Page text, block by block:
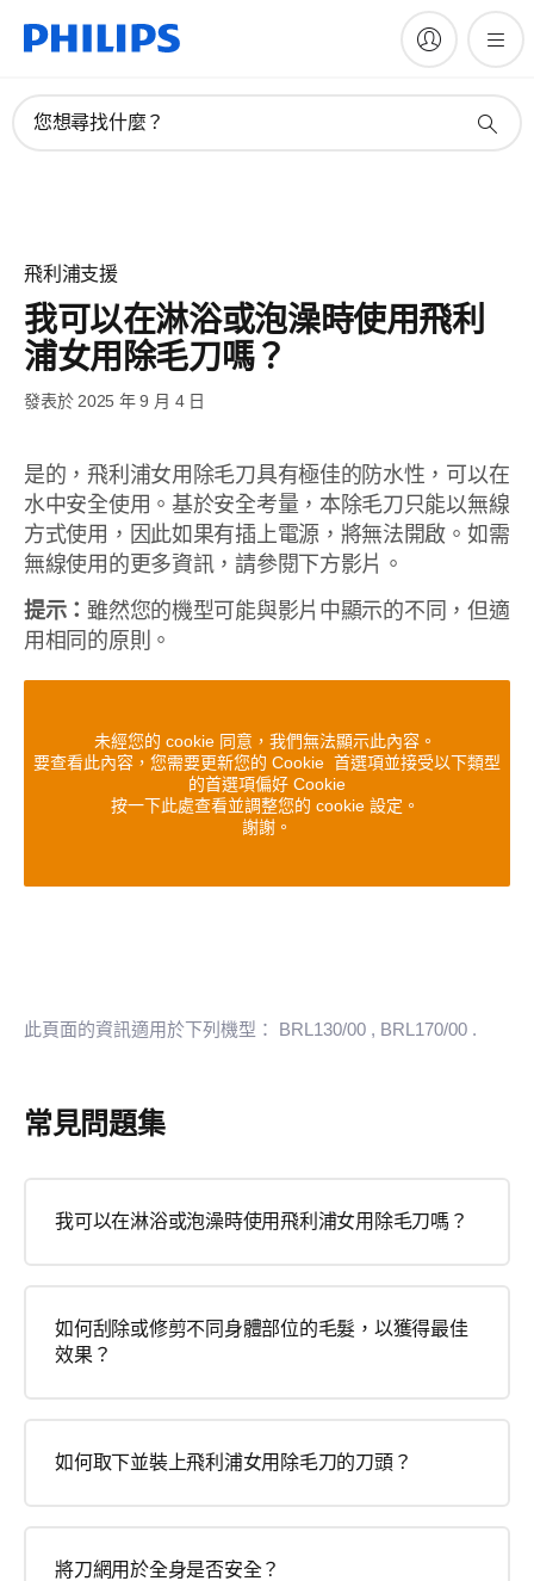
您想尋找什麼？
飛利浦支援
我可以在淋浴或泡澡時使用飛利
浦女用除毛刀嗎？
發表於 2025 年 9 月 4 日
是的，飛利浦女用除毛刀具有極佳的防水性，可以在
水中安全使用。基於安全考量，本除毛刀只能以無線
方式使用，因此如果有插上電源，將無法開啟。如需
無線使用的更多資訊，請參閱下方影片。
提示：雖然您的機型可能與影片中顯示的不同，但適
用相同的原則。
未經您的 cookie 同意，我們無法顯示此內容。
要查看此內容，您需要更新您的 Cookie 首選項並接受以下類型
的首選項偏好 Cookie
按一下此處查看並調整您的 cookie 設定。
謝謝。
此頁面的資訊適用於下列機型： BRL130/00 , BRL170/00 .
常見問題集
我可以在淋浴或泡澡時使用飛利浦女用除毛刀嗎？
如何刮除或修剪不同身體部位的毛髮，以獲得最佳
效果？
如何取下並裝上飛利浦女用除毛刀的刀頭？
將刀網用於全身是否安全？